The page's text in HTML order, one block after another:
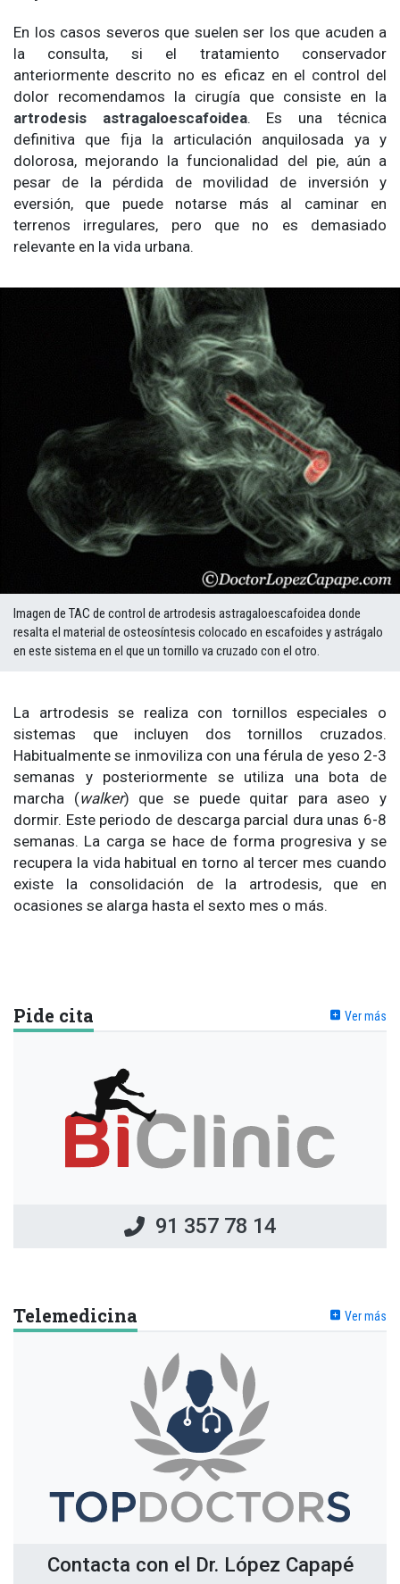
En los casos severos que suelen ser los que acuden a
la consulta, si el tratamiento conservador
anteriormente descrito no es eficaz en el control del
dolor recomendamos la cirugía que consiste en la
artrodesis astragaloescafoidea. Es una técnica
definitiva que fija la articulación anquilosada ya y
dolorosa, mejorando la funcionalidad del pie, aún a
pesar de la pérdida de movilidad de inversión y
eversión, que puede notarse más al caminar en
terrenos irregulares, pero que no es demasiado
relevante en la vida urbana.
Imagen de TAC de control de artrodesis astragaloescafoidea donde
resalta el material de osteosíntesis colocado en escafoides y astrágalo
en este sistema en el que un tornillo va cruzado con el otro.
La artrodesis se realiza con tornillos especiales o
sistemas que incluyen dos tornillos cruzados.
Habitualmente se inmoviliza con una férula de yeso 2-3
semanas y posteriormente se utiliza una bota de
marcha (walker) que se puede quitar para aseo y
dormir. Este periodo de descarga parcial dura unas 6-8
semanas. La carga se hace de forma progresiva y se
recupera la vida habitual en torno al tercer mes cuando
existe la consolidación de la artrodesis, que en
ocasiones se alarga hasta el sexto mes o más.
Pide cita Ver más
91 504 44 88
Telemedicina Ver más
Contacta con el Dr. López Capapé